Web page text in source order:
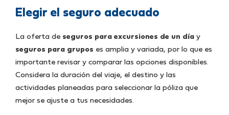
Elegir el seguro adecuado
La oferta de seguros para excursiones de un día y
seguros para grupos es amplia y variada, por lo que es
importante revisar y comparar las opciones disponibles.
Considera la duración del viaje, el destino y las
actividades planeadas para seleccionar la póliza que
mejor se ajuste a tus necesidades.